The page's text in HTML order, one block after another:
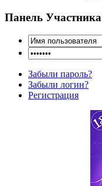
Панель Участника
Забыли пароль?
Забыли логин?
Регистрация